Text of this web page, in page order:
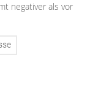
negativer als vor